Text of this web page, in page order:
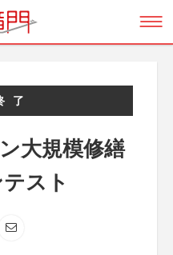
了
大規模修繕
スト